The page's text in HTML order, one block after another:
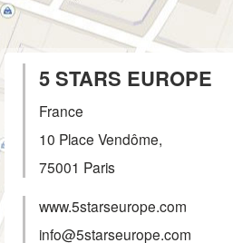
5 STARS EUROPE
France
10 Place Vendôme,
75001 Paris
www.5starseurope.com
info@5starseurope.com